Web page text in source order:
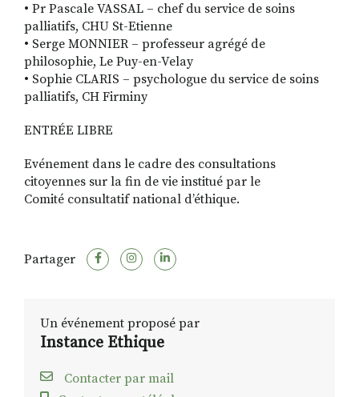
• Pr Pascale VASSAL – chef du service de soins
palliatifs, CHU St-Etienne
• Serge MONNIER – professeur agrégé de
philosophie, Le Puy-en-Velay
• Sophie CLARIS – psychologue du service de soins
palliatifs, CH Firminy
ENTRÉE LIBRE
Evénement dans le cadre des consultations
citoyennes sur la fin de vie institué par le
Comité consultatif national d’éthique.
Partager
Un événement proposé par
Instance Ethique
Contacter par mail